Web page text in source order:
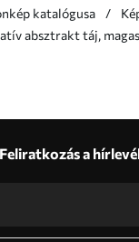
katalógusa
Feliratkozás a